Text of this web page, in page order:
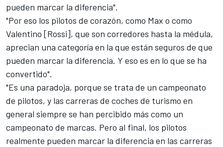
pueden marcar la diferencia".
"Por eso los pilotos de corazón, como Max o como
Valentino [Rossi], que son corredores hasta la médula,
aprecian una categoría en la que están seguros de que
pueden marcar la diferencia. Y eso es en lo que se ha
convertido".
"Es una paradoja, porque se trata de un campeonato
de pilotos, y las carreras de coches de turismo en
general siempre se han percibido más como un
campeonato de marcas. Pero al final, los pilotos
realmente pueden marcar la diferencia en las carreras